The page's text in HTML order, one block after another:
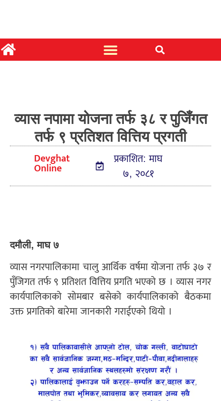
व्यास नपामा योजना तर्फ ३८ र पुजिँगत
तर्फ ९ प्रतिशत वित्तिय प्रगती
Devghat
Online
प्रकाशित: माघ
७, २०८१
दमौली, माघ ७
व्यास नगरपालिकामा चालु आर्थिक वर्षमा योजना तर्फ ३७ र
पुँजिगत तर्फ ९ प्रतिशत वित्तिय प्रगति भएको छ । व्यास नगर
कार्यपालिकाको सोमबार बसेको कार्यपालिकाको बैठकमा
उक्त प्रगतिको बारेमा जानकारी गराईएको थियो ।